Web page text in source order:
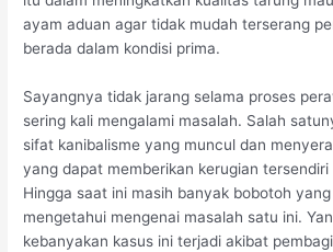
ayam aduan agar tidak mudah terserang
berada dalam kondisi prima.
Sayangnya tidak jarang selama proses
sering kali mengalami masalah. Salah
sifat kanibalisme yang muncul dan
yang dapat memberikan kerugian
Hingga saat ini masih banyak bobotoh
mengetahui mengenai masalah satu ini.
kebanyakan kasus ini terjadi akibat